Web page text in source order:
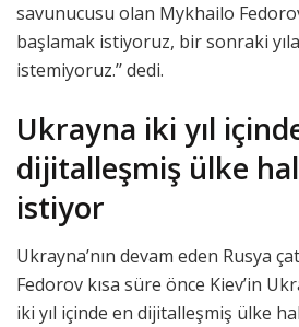
savunucusu olan Mykhailo
başlamak istiyoruz, bir sonraki
istemiyoruz.’’ dedi.
Ukrayna iki yıl
dijitalleşmiş ülke
istiyor
Ukrayna’nın devam eden Rusya
Fedorov kısa süre önce Kiev’in
iki yıl içinde en dijitalleşmiş ülke